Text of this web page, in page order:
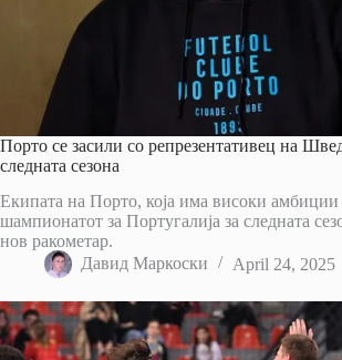
Порто се засили со репрезентативец на
следната сезона
Екипата на Порто, која има високи амбиции
шампионатот за Португалија за следната
нов ракометар.
Давид Маркоски
April 24, 2025